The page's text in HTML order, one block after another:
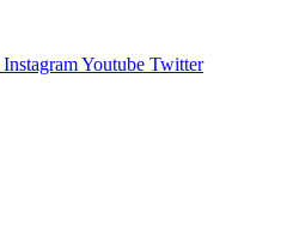
InstagramYoutube Twitter